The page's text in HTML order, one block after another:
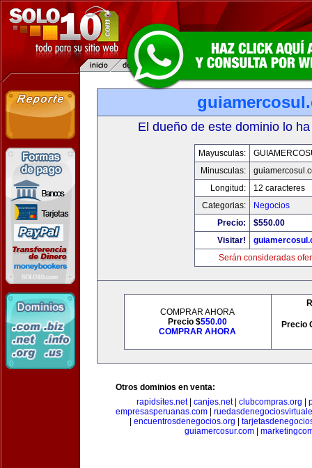
El dueño de este dominio lo
Mayusculas:
Minusculas:
Longitud:
12 caracteres
Categorias:
Negocios
Precio:
$550.00
Visitar!
Serán consideradas
COMPRAR AHORA
Precio $550.00
COMPRAR AHORA
Precio
Otros dominios en venta:
rapidsites.net| canjes.net| clubcompras.org
empresasperuanas.com
encuentrosdenegocios.org
guiamercosur.com